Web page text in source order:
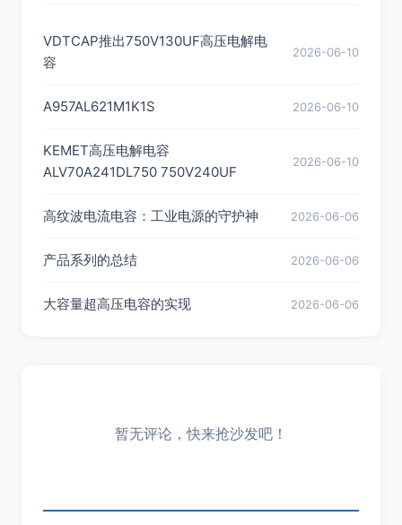
VDTCAP推出750V130UF高压电解电
容
2026-06-10
A957AL621M1K1S 2026-06-10
KEMET高压电解电容
ALV70A241DL750 750V240UF
2026-06-10
高纹波电流电容：工业电源的守护神 2026-06-06
产品系列的总结 2026-06-06
大容量超高压电容的实现 2026-06-06
暂无评论，快来抢沙发吧！